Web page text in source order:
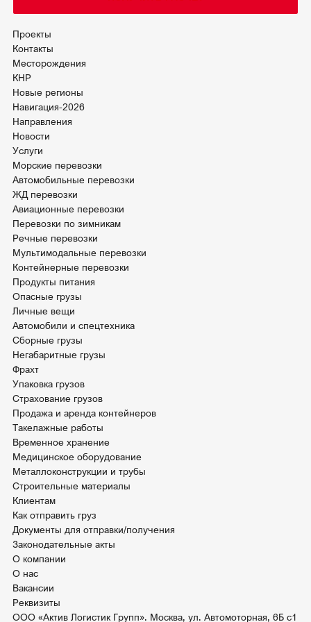
Проекты
Контакты
Месторождения
КНР
Новые регионы
Навигация-2026
Направления
Новости
Услуги
Морские перевозки
Автомобильные перевозки
ЖД перевозки
Авиационные перевозки
Перевозки по зимникам
Речные перевозки
Мультимодальные перевозки
Контейнерные перевозки
Продукты питания
Опасные грузы
Личные вещи
Автомобили и спецтехника
Сборные грузы
Негабаритные грузы
Фрахт
Упаковка грузов
Страхование грузов
Продажа и аренда контейнеров
Такелажные работы
Временное хранение
Медицинское оборудование
Металлоконструкции и трубы
Строительные материалы
Клиентам
Как отправить груз
Документы для отправки/получения
Законодательные акты
О компании
О нас
Вакансии
Реквизиты
ООО «Актив Логистик Групп». Москва, ул. Автомоторная, 6Б с1